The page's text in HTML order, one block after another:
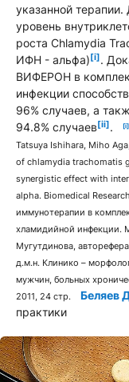
указанной
уровень
роста Chlamydia
ИФН - альфа)[i].
ВИФЕРОН в
инфекции
96% случаев, а
94.8% случаев[ii]. [i]
Tatsuya Ishihara, Miho
of chlamydia trachomatis
synergistic effect with
alpha. Biomedical
иммунотерапии в
хламидийной
Мугутдинова,
д.м.н. Клинико –
мужчин, больных
2011, 24 стр.
Беляев
практики